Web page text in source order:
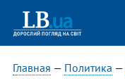
Главная — Политика —